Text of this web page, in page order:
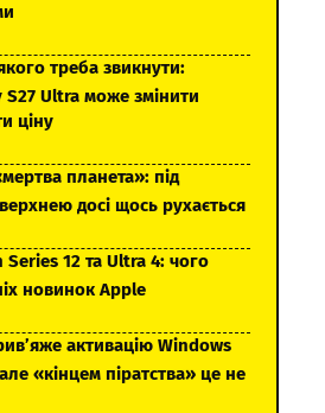
треба звикнути:
S27 Ultra може змінити
ціну
планета»: під
досі щось рухається
12 та Ultra 4: чого
новинок Apple
активацію Windows
«кінцем піратства» це не